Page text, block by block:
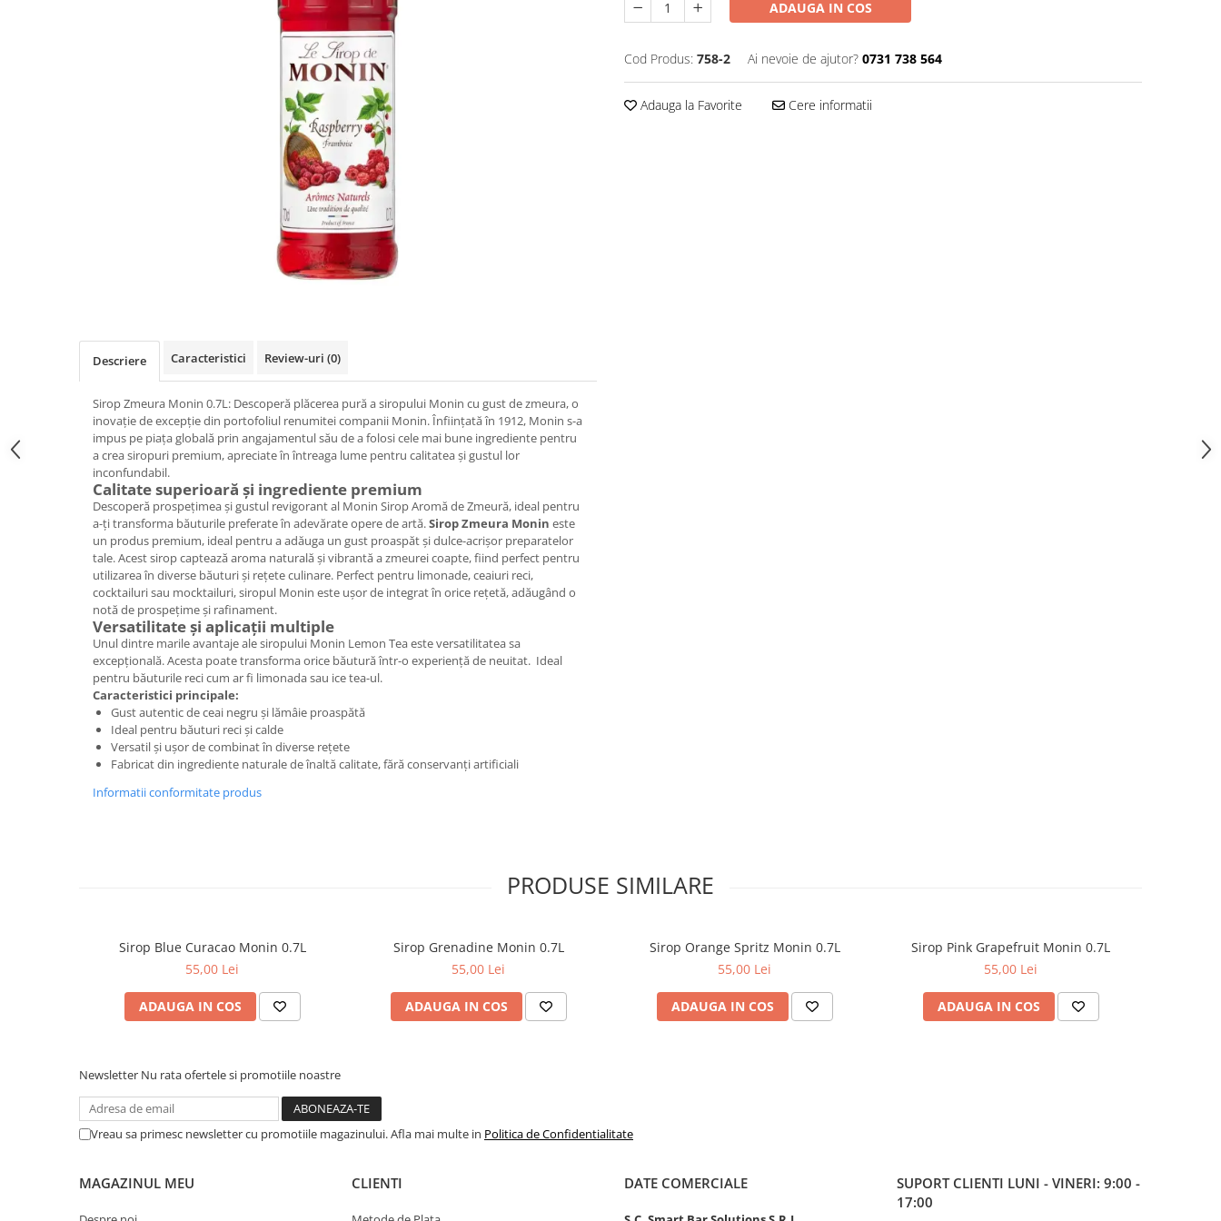
ADAUGA IN COS
Cod Produs: 758-2 Ai nevoie de ajutor? 0731 738 564
Adauga la Favorite Cere informatii
Descriere Caracteristici Review-uri (0)
Sirop Zmeura Monin 0.7L: Descoperă plăcerea pură a siropului Monin cu gust de zmeura, o
inovație de excepție din portofoliul renumitei companii Monin. Înființată în 1912, Monin s-a
impus pe piața globală prin angajamentul său de a folosi cele mai bune ingrediente pentru
a crea siropuri premium, apreciate în întreaga lume pentru calitatea și gustul lor
inconfundabil.
Calitate superioară și ingrediente premium
Descoperă prospețimea și gustul revigorant al Monin Sirop Aromă de Zmeură, ideal pentru
a-ți transforma băuturile preferate în adevărate opere de artă.Sirop Zmeura Monin este
un produs premium, ideal pentru a adăuga un gust proaspăt și dulce-acrișor preparatelor
tale. Acest sirop captează aroma naturală și vibrantă a zmeurei coapte, fiind perfect pentru
utilizarea în diverse băuturi și rețete culinare. Perfect pentru limonade, ceaiuri reci,
cocktailuri sau mocktailuri, siropul Monin este ușor de integrat în orice rețetă, adăugând o
notă de prospețime și rafinament.
Versatilitate și aplicații multiple
Unul dintre marile avantaje ale siropului Monin Lemon Tea este versatilitatea sa
excepțională. Acesta poate transforma orice băutură într-o experiență de neuitat. Ideal
pentru băuturile reci cum ar fi limonada sau ice tea-ul.
Caracteristici principale:
Gust autentic de ceai negru și lămâie proaspătă
Ideal pentru băuturi reci și calde
Versatil și ușor de combinat în diverse rețete
Fabricat din ingrediente naturale de înaltă calitate, fără conservanți artificiali
Informatii conformitate produs
PRODUSE SIMILARE
Sirop Blue Curacao Monin 0.7L
55,00 Lei
ADAUGA IN COS
Sirop Grenadine Monin 0.7L
55,00 Lei
ADAUGA IN COS
Sirop Orange Spritz Monin 0.7L
55,00 Lei
ADAUGA IN COS
Sirop Pink Grapefruit Monin 0.7L
55,00 Lei
ADAUGA IN COS
Newsletter Nu rata ofertele si promotiile noastre
Vreau sa primesc newsletter cu promotiile magazinului. Afla mai multe in Politica de Confidentialitate
MAGAZINUL MEU CLIENTI DATE COMERCIALE SUPORT CLIENTI LUNI - VINERI: 9:00 -
17:00